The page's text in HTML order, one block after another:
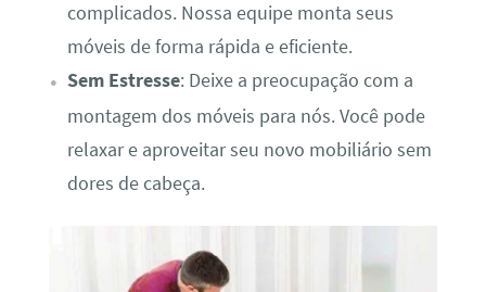
complicados. Nossa equipe monta seus
móveis de forma rápida e eficiente.
Sem Estresse: Deixe a preocupação com a
montagem dos móveis para nós. Você pode
relaxar e aproveitar seu novo mobiliário sem
dores de cabeça.